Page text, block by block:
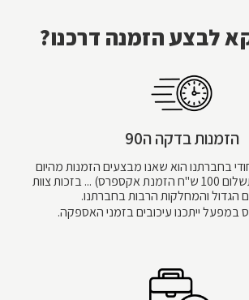
לבצע הזמנה דרכנו?
הזמנות בדקה ה90
בחברתנו הוא שאנו מבצעים הזמנות מהיום
להיום! (בתוספת תשלום 100 ש''ח הזמנת אקספרס) ... בזכות צוות
הגדול והמחלקות הרבות בחברתנו.
במפעל ייתכנו עיכובים בזמני האספקה.